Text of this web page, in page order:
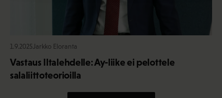
1.9.2025Jarkko Eloranta
Vastaus Iltalehdelle: Ay-liike ei pelottele
salaliittoteorioilla